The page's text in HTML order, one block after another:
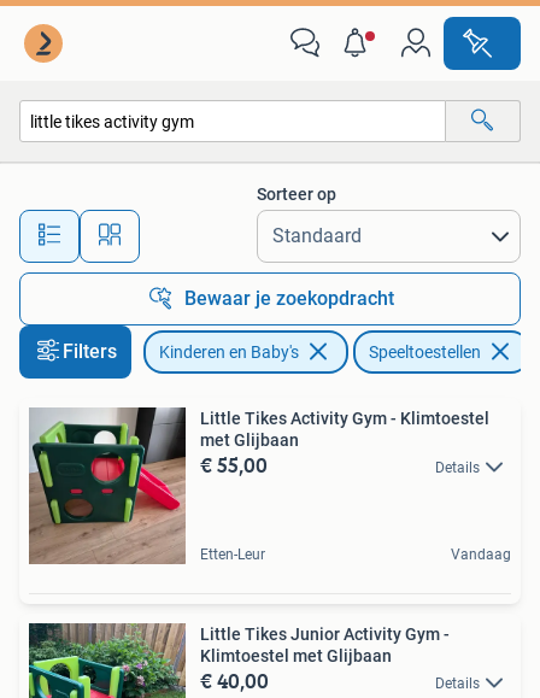
Alle afstanden…
Sorteer op
Bewaar je zoekopdracht
Filters Kinderen en Baby's Speeltoestellen
Little Tikes Activity Gym - Klimtoestel
met Glijbaan
€ 55,00 Details
Etten-Leur Vandaag
Little Tikes Junior Activity Gym -
Klimtoestel met Glijbaan
€ 40,00 Details